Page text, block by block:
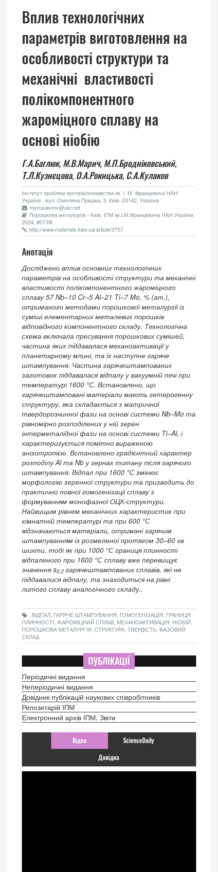
Вплив технологічних
параметрів виготовлення на
особливості структури та
механічні властивості
полікомпонентного
жароміцного сплаву на
основі ніобію
Г.А.Баглюк, М.В.Марич, М.П.Бродніковський,
Т.Л.Кузнєцова, О.А.Рокицька, С.А.Кулаков
Інститут проблем матеріалознавства ім. І. М. Францевича НАН
України , вул. Омеляна Пріцака, 3, Київ, 03142, Україна
myroslavmv@ukr.net
Порошкова металургія - Київ: ІПМ ім.І.М.Францевича НАН України,
2024, #07/08
http://www.materials.kiev.ua/article/3757
Анотація
Досліджено вплив основних технологічних
параметрів на особливості структури та механічні
властивості полікомпонентного жароміцного
сплаву 57 Nb–10 Cr–5 Al–21 Ti–7 Mo, % (ат.),
отриманого методами порошкової металургії із
суміші елементарних металевих порошків
відповідного компонентного складу. Технологічна
схема включала пресування порошкових сумішей,
частина яких піддавалася механоактивації у
планетарному млині, та їх наступне гаряче
штампування. Частина гарячештампованих
заготовок піддавалася відпалу у вакуумній печі при
температурі 1600 °С. Встановлено, що
гарячештамповані матеріали мають гетерогенну
структуру, яка складається з матричної
твердорозчинної фази на основі системи Nb–Mo та
рівномірно розподілених у ній зерен
інтерметалідної фази на основі системи Ti–Al, і
характеризується помітно вираженою
анізотропією. Встановлено градієнтний характер
розподілу Al та Nb у зернах титану після гарячого
штампування. Відпал при 1600 °С змінює
морфологію зеренної структури та призводить до
практично повної гомогенізації сплаву з
формуванням монофазної ОЦК-структури.
Найвищим рівнем механічних характеристик при
кімнатній температурі та при 600 °С
відзначаються матеріали, отримані гарячим
штампуванням із розмеленої протягом 30–60 хв
шихти, тоді як при 1000 °С границя плинності
відпаленого при 1600 °С сплаву вже перевищує
значення s0,2 гарячештампованих сплавів, які не
піддавалися відпалу, та знаходиться на рівні
литого сплаву аналогічного складу..
ВІДПАЛ, ГАРЯЧЕ ШТАМПУВАННЯ, ГОМОГЕНІЗАЦІЯ, ГРАНИЦЯ
ПЛИННОСТІ, ЖАРОМІЦНИЙ СПЛАВ, МЕХАНОАКТИВАЦІЯ, НІОБІЙ,
ПОРОШКОВА МЕТАЛУРГІЯ, СТРУКТУРА, ТВЕРДІСТЬ, ФАЗОВИЙ
СКЛАД
ПУБЛІКАЦІЇ
Періодичні видання
Неперіодичні видання
Довідник публікацій наукових співробітників
Репозитарій ІПМ
Електронний архів ІПМ. Звіти
Відео ScienceDaily
Довідка